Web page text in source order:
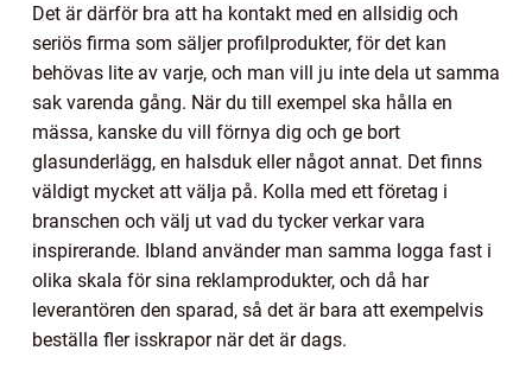
Det är därför bra att ha kontakt med en allsidig och
seriös firma som säljer profilprodukter, för det kan
behövas lite av varje, och man vill ju inte dela ut samma
sak varenda gång. När du till exempel ska hålla en
mässa, kanske du vill förnya dig och ge bort
glasunderlägg, en halsduk eller något annat. Det finns
väldigt mycket att välja på. Kolla med ett företag i
branschen och välj ut vad du tycker verkar vara
inspirerande. Ibland använder man samma logga fast i
olika skala för sina reklamprodukter, och då har
leverantören den sparad, så det är bara att exempelvis
beställa fler isskrapor när det är dags.